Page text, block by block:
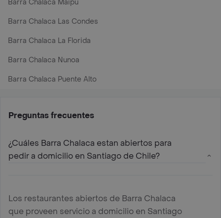
Barra Chalaca Maipu
Barra Chalaca Las Condes
Barra Chalaca La Florida
Barra Chalaca Nunoa
Barra Chalaca Puente Alto
Preguntas frecuentes
¿Cuáles Barra Chalaca estan abiertos para
pedir a domicilio en Santiago de Chile?
Los restaurantes abiertos de Barra Chalaca
que proveen servicio a domicilio en Santiago